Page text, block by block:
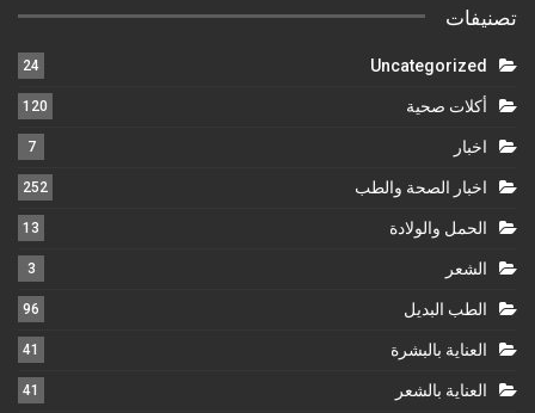
تصنيفات
Uncategorized
24
أكلات صحية 120
اخبار 7
اخبار الصحة والطب 252
الحمل والولادة 13
الشعر 3
الطب البديل 96
العناية بالبشرة 41
العناية بالشعر 41